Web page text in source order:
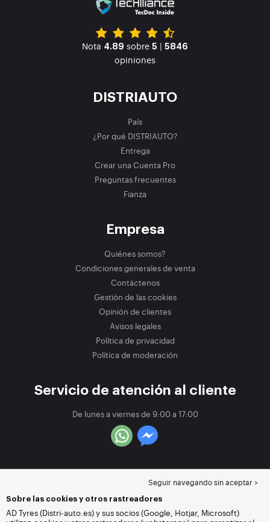
Nota 4.89 sobre 5 | 5846
opiniones
DISTRIAUTO
País
¿Por qué DISTRIAUTO?
Entrega
Crear una Cuenta Pro
Preguntas frecuentes
Fianza
Empresa
Quiénes somos?
Condiciones generales de venta
Contáctenos
Gestión de las cookies
Opinión de clientes
Avisos legales
Política de privacidad
Política de moderación
Servicio de atención al cliente
De lunes a viernes de 9:00 a 17:00
Seguir navegando sin aceptar >
Sobre las cookies y otros rastreadores
AD Tyres (Distri-auto.es) y sus socios (Google, Hotjar, Microsoft)